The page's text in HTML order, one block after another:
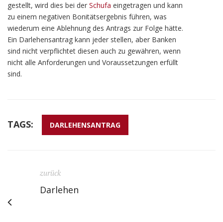
gestellt, wird dies bei der Schufa eingetragen und kann
zu einem negativen Bonitätsergebnis führen, was
wiederum eine Ablehnung des Antrags zur Folge hätte.
Ein Darlehensantrag kann jeder stellen, aber Banken
sind nicht verpflichtet diesen auch zu gewähren, wenn
nicht alle Anforderungen und Voraussetzungen erfüllt
sind.
TAGS: DARLEHENSANTRAG
zurück
Darlehen